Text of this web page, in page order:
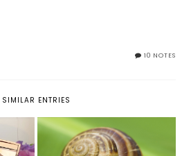
10 NOTES
SIMILAR ENTRIES